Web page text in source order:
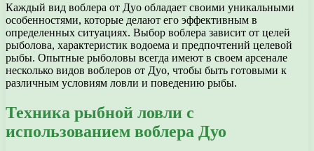
Каждый вид воблера от Дуо обладает своими уникальными
особенностями, которые делают его эффективным в
определенных ситуациях. Выбор воблера зависит от целей
рыболова, характеристик водоема и предпочтений целевой
рыбы. Опытные рыболовы всегда имеют в своем арсенале
несколько видов воблеров от Дуо, чтобы быть готовыми к
различным условиям ловли и поведению рыбы.
Техника рыбной ловли с
использованием воблера Дуо